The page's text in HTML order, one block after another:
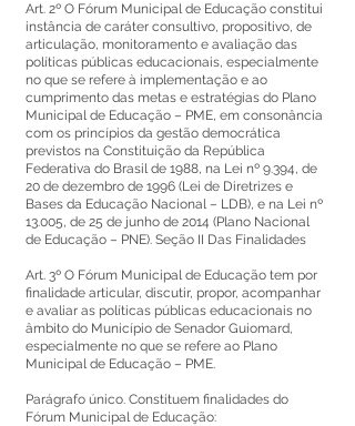
Art. 2º O Fórum Municipal de Educação constitui
instância de caráter consultivo, propositivo, de
articulação, monitoramento e avaliação das
políticas públicas educacionais, especialmente
no que se refere à implementação e ao
cumprimento das metas e estratégias do Plano
Municipal de Educação – PME, em consonância
com os princípios da gestão democrática
previstos na Constituição da República
Federativa do Brasil de 1988, na Lei nº 9.394, de
20 de dezembro de 1996 (Lei de Diretrizes e
Bases da Educação Nacional – LDB), e na Lei nº
13.005, de 25 de junho de 2014 (Plano Nacional
de Educação – PNE). Seção II Das Finalidades
Art. 3º O Fórum Municipal de Educação tem por
finalidade articular, discutir, propor, acompanhar
e avaliar as políticas públicas educacionais no
âmbito do Município de Senador Guiomard,
especialmente no que se refere ao Plano
Municipal de Educação – PME.
Parágrafo único. Constituem finalidades do
Fórum Municipal de Educação: